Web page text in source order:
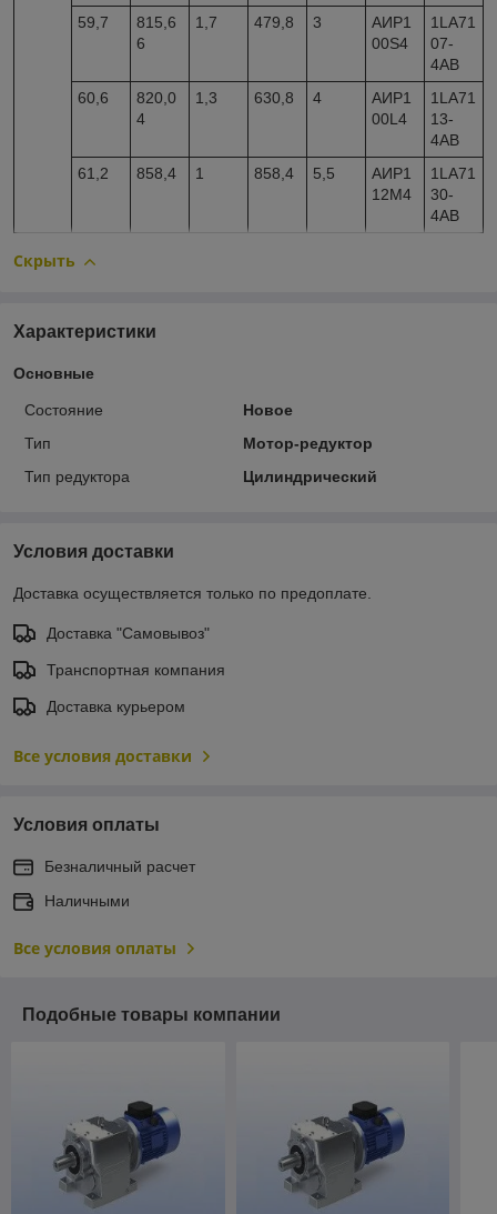
59,7
815,6
6
1,7 479,8 3
АИР1
00S4
1LA71
07-
4AB
60,6
820,0
4
1,3 630,8 4
АИР1
00L4
1LA71
13-
4AB
61,2
858,4 1 858,4 5,5
АИР1
12M4
1LA71
30-
4AB
Скрыть
Характеристики
Основные
Состояние
Новое
Тип
Мотор-редуктор
Тип редуктора
Цилиндрический
Условия доставки
Доставка осуществляется только по предоплате.
Доставка "Самовывоз"
Транспортная компания
Доставка курьером
Все условия доставки
Условия оплаты
Безналичный расчет
Наличными
Все условия оплаты
Подобные товары компании